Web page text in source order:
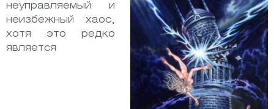
неуправляемый и
неизбежный хаос,
хотя это редко
является